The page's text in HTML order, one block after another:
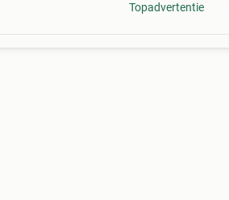
Topadvertentie